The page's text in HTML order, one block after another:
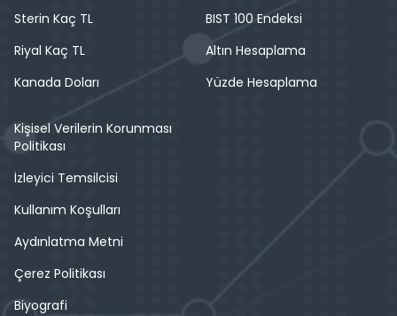
Sterin Kaç TL
Riyal Kaç TL
Kanada Doları
BIST 100 Endeksi
Altın Hesaplama
Yüzde Hesaplama
Kişisel Verilerin Korunması
Politikası
İzleyici Temsilcisi
Kullanım Koşulları
Aydınlatma Metni
Çerez Politikası
Biyografi